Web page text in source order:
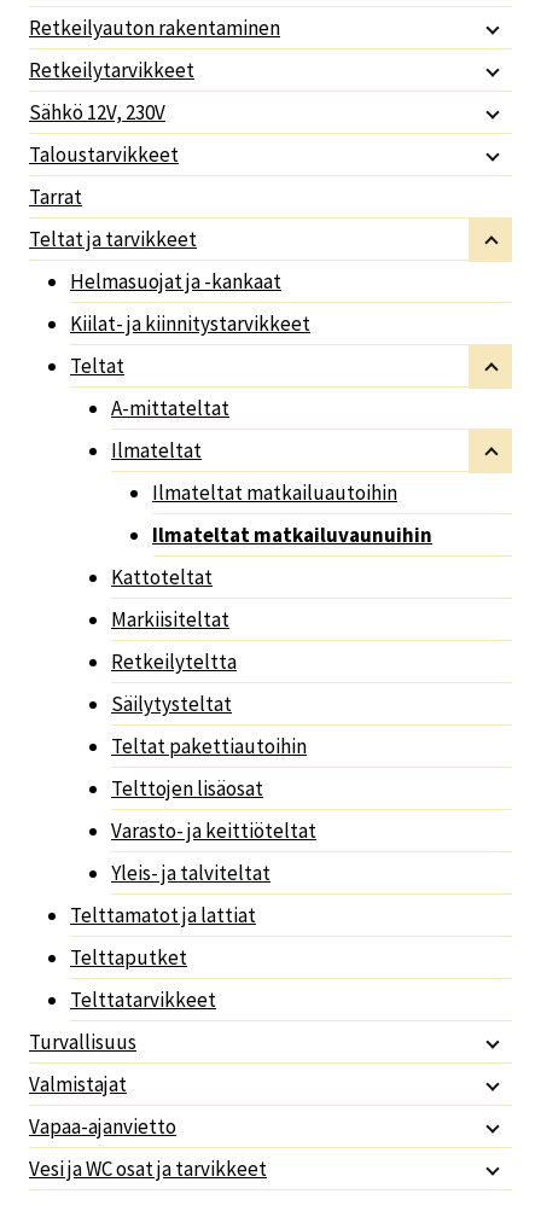
Retkeilyauton rakentaminen
Retkeilytarvikkeet
Sähkö 12V, 230V
Taloustarvikkeet
Tarrat
Teltat ja tarvikkeet
Helmasuojat ja -kankaat
Kiilat- ja kiinnitystarvikkeet
Teltat
A-mittateltat
Ilmateltat
Ilmateltat matkailuautoihin
Ilmateltat matkailuvaunuihin
Kattoteltat
Markiisiteltat
Retkeilyteltta
Säilytysteltat
Teltat pakettiautoihin
Telttojen lisäosat
Varasto- ja keittiöteltat
Yleis- ja talviteltat
Telttamatot ja lattiat
Telttaputket
Telttatarvikkeet
Turvallisuus
Valmistajat
Vapaa-ajanvietto
Vesi ja WC osat ja tarvikkeet